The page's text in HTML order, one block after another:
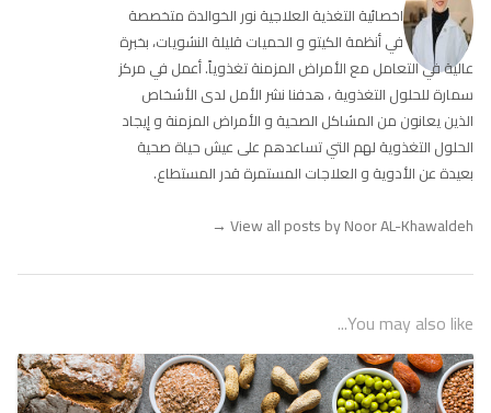
اخصائية التغذية العلاجية نور الخوالدة متخصصة
في أنظمة الكيتو و الحميات قليلة النشويات، بخبرة
عالية في التعامل مع الأمراض المزمنة تغذوياً. أعمل في مركز
سمارة للحلول التغذوية ، هدفنا نشر الأمل لدى الأشخاص
الذين يعانون من المشاكل الصحية و الأمراض المزمنة و إيجاد
الحلول التغذوية لهم التي تساعدهم على عيش حياة صحية
بعيدة عن الأدوية و العلاجات المستمرة قدر المستطاع.
View all posts by Noor AL-Khawaldeh
→
You may also like...